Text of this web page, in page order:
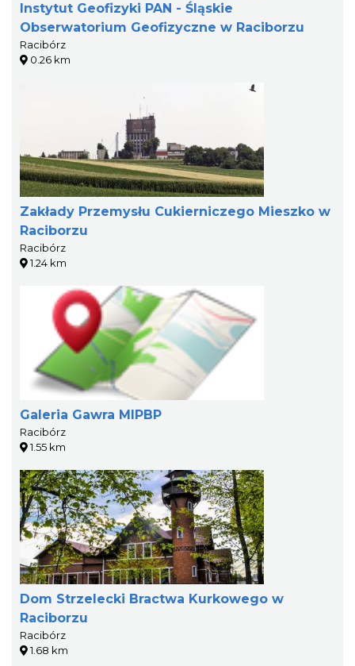
Instytut Geofizyki PAN - Śląskie
Obserwatorium Geofizyczne w Raciborzu
Racibórz
0.26 km
Zakłady Przemysłu Cukierniczego Mieszko w
Raciborzu
Racibórz
1.24 km
Galeria Gawra MIPBP
Racibórz
1.55 km
Dom Strzelecki Bractwa Kurkowego w
Raciborzu
Racibórz
1.68 km